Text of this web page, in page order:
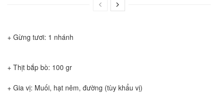
+ Gừng tươi: 1 nhánh
+ Thịt bắp bò: 100 gr
+ Gia vị: Muối, hạt nêm, đường (tùy khẩu vị)